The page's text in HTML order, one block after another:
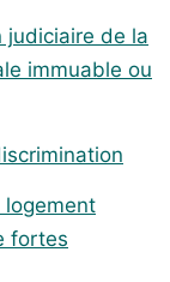
judiciaire de la
immuable ou
logement
fortes